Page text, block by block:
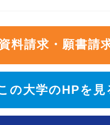
料請求・願書請
の大学のHPを見